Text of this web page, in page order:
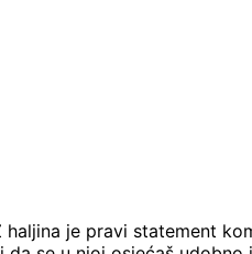
je pravi statement